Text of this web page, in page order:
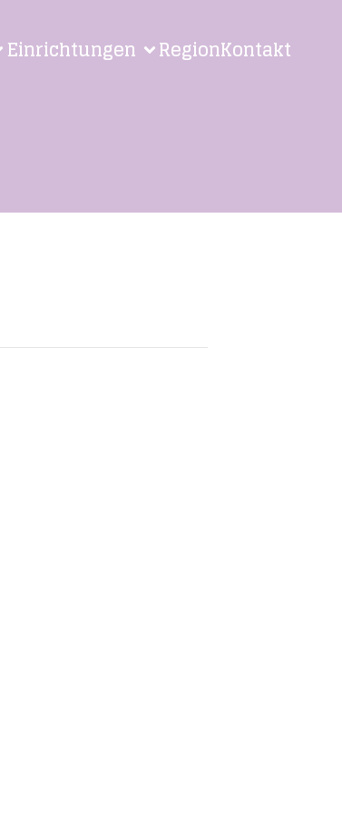
Einrichtungen RegionKontakt